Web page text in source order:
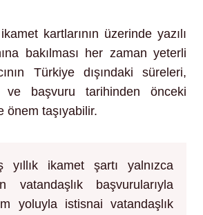
kartlarının üzerinde yazılı
bakılması her zaman yeterli
Türkiye dışındaki süreleri,
ve başvuru tarihinden önceki
önem taşıyabilir.
yıllık ikamet şartı yalnızca
vatandaşlık başvurularıyla
yoluyla istisnai vatandaşlık